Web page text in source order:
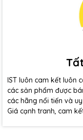
IST luôn cam kết luôn
các sản phẩm được
các hãng nổi tiến và
Giá cạnh tranh, cam